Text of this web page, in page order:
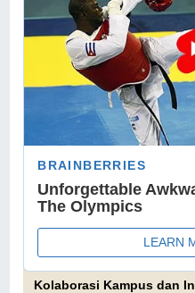
Kolaborasi Kampus dan